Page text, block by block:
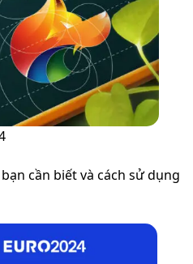
cần biết và cách sử dụng